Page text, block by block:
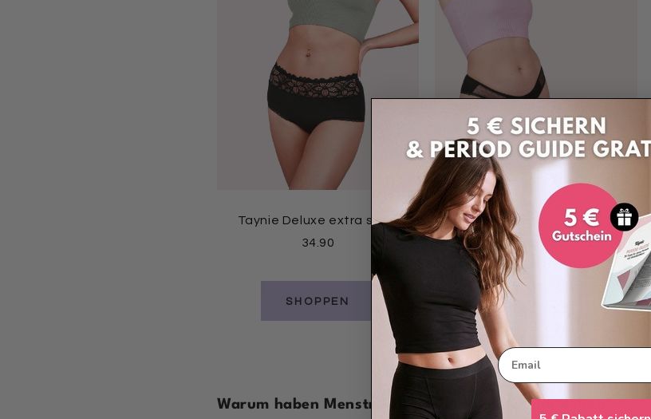
Taynie Deluxe extra stark
34.90
SHOPPEN
3er Pack Periodenunterwäsche
Taynie Lady ultra bunt
104.70
83.80
SHOPPEN
Warum haben Menstruierende ein Jungfernhäutchen?
Email